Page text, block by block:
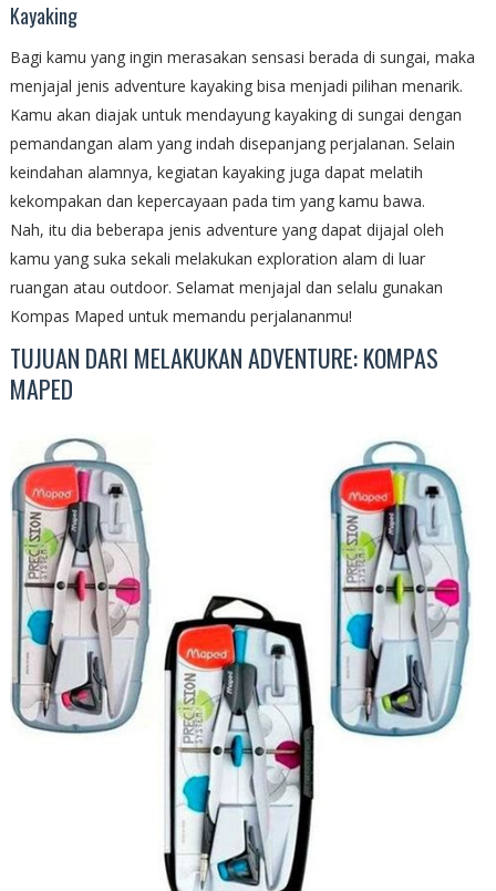
Kayaking
Bagi kamu yang ingin merasakan sensasi berada di sungai, maka
menjajal jenis adventure kayaking bisa menjadi pilihan menarik.
Kamu akan diajak untuk mendayung kayaking di sungai dengan
pemandangan alam yang indah disepanjang perjalanan. Selain
keindahan alamnya, kegiatan kayaking juga dapat melatih
kekompakan dan kepercayaan pada tim yang kamu bawa.
Nah, itu dia beberapa jenis adventure yang dapat dijajal oleh
kamu yang suka sekali melakukan exploration alam di luar
ruangan atau outdoor. Selamat menjajal dan selalu gunakan
Kompas Maped untuk memandu perjalananmu!
TUJUAN DARI MELAKUKAN ADVENTURE: KOMPAS
MAPED